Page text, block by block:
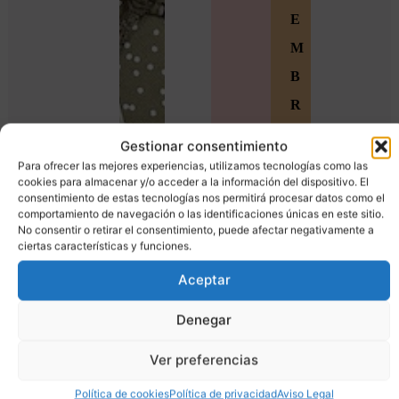
Gestionar consentimiento
Para ofrecer las mejores experiencias, utilizamos tecnologías como las
cookies para almacenar y/o acceder a la información del dispositivo. El
consentimiento de estas tecnologías nos permitirá procesar datos como el
comportamiento de navegación o las identificaciones únicas en este sitio.
No consentir o retirar el consentimiento, puede afectar negativamente a
ciertas características y funciones.
Aceptar
Denegar
Ver preferencias
Política de cookiesPolítica de privacidadAviso Legal
E
M
B
R
S
Ú
n
e
a